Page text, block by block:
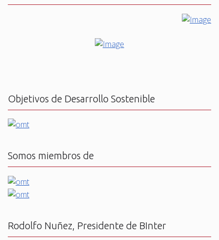
Objetivos de Desarrollo Sostenible
Somos miembros de
Rodolfo Nuñez, Presidente de BInter